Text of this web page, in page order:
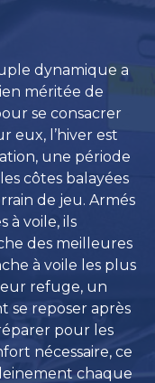
dynamique a
méritée de
se consacrer
eux, l’hiver est
une période
côtes balayées
de jeu. Armés
à voile, ils
des meilleures
à voile les plus
refuge, un
se reposer après
pour les
nécessaire, ce
chaque